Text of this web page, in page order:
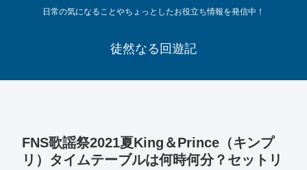
日常の気になることやちょっとしたお役立ち情報を発信中！
徒然なる回遊記
FNS歌謡祭2021夏King＆Prince（キンプ
リ）タイムテーブルは何時何分？セットリ